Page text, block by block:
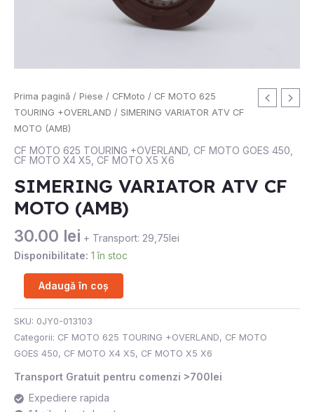
Prima pagină / Piese / CFMoto / CF MOTO 625
TOURING +OVERLAND / SIMERING VARIATOR ATV CF
MOTO (AMB)
CF MOTO 625 TOURING +OVERLAND CF MOTO GOES 450
CF MOTO X4 X5 CF MOTO X5 X6
SIMERING VARIATOR ATV CF
MOTO (AMB)
30.00 lei + Transport: 29,75lei
Disponibilitate: 1 în stoc
Cantitate
SIMERING
VARIATOR
ATV
CF
(AMB)
Adaugă în coș
SKU: 0JY0-013103
Categorii: CF MOTO 625 TOURING +OVERLAND, CF MOTO
GOES 450, CF MOTO X4 X5, CF MOTO X5 X6
Transport Gratuit pentru comenzi >700lei
Expediere rapida